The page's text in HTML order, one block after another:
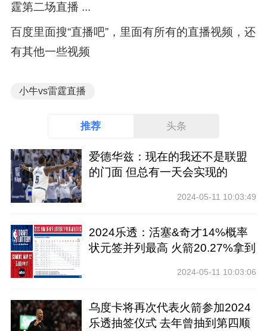
霆第二场直播 ...
百度里面搜“直播吧”，里面有所有的直播视频，还
有其他一些视频
小牛vs雷霆直播
推荐 头条
爱德华兹：现在的我还不是联盟
的门面 但总有一天会实现的
2024-05-11 10:03:49
2024乐透：活塞&奇才14%概率
状元签并列最高 火箭20.27%拿到
2024-05-11 10:03:06
乌度卡将再次代表火箭参加2024
乐透抽签仪式 去年曾抽到第四顺